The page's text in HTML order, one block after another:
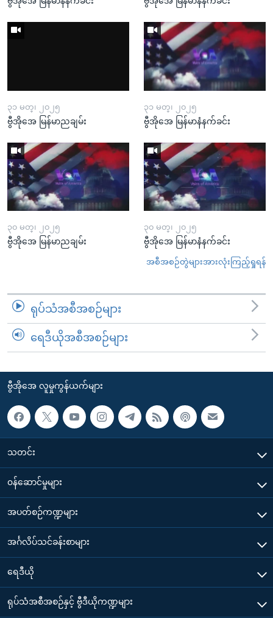
၃၁ မတ္၊ ၂၀၂၅
ဗွီအိုအေ မြန်မာညချမ်း
၃၁ မတ္၊ ၂၀၂၅
ဗွီအိုအေ မြန်မာနံနက်ခင်း
၃၀ မတ္၊ ၂၀၂၅
ဗွီအိုအေ မြန်မာညချမ်း
၃၀ မတ္၊ ၂၀၂၅
ဗွီအိုအေ မြန်မာနံနက်ခင်း
အစီအစဉ်တွဲများအားလုံးကြည့်ရှုရန်
ရုပ်သံအစီအစဉ်များ
ရေဒီယိုအစီအစဉ်များ
ဗွီအိုအေ လူမှုကွန်ယက်များ
သတင်း
၀န်ဆောင်မှုများ
အပတ်စဉ်ကဏ္ဍများ
အင်္ဂလိပ်သင်ခန်းစာများ
ရေဒီယို
ရုပ်သံအစီအစဉ်နှင့် ဗွီဒီယိုကဏ္ဍများ